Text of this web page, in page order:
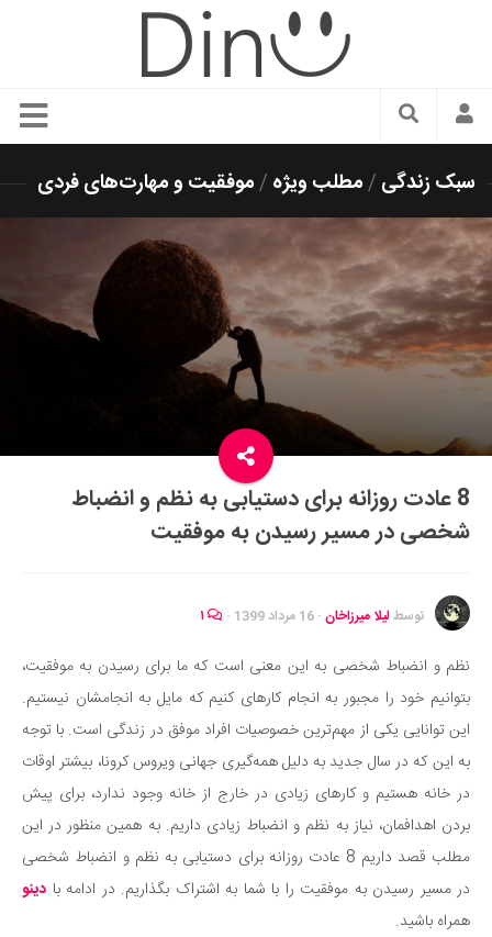
سبک زندگی
زیبایی و آرایش
شیک پوشی
دکوراسیون و چیدمان
غذا
آشپزی
سفر و گردشگری
ایران گردی
جهان گردی
موفقیت و مهارت‌های فردی
تغذیه سالم
بهداشت
بیماری و درمان
کودک و مادر
ورزش و تندرستی
روانشناسی
مراکز پزشکی و دارویی
سبک زندگی /مطلب ویژه /موفقیت و مهارت‌های فردی
8 عادت روزانه برای دستیابی به نظم و انضباط
شخصی در مسیر رسیدن به موفقیت
توسطلیلا میرزاخان · 16 مرداد 1399 ·
نظم و انضباط شخصی به این معنی است که ما برای رسیدن به موفقیت،
بتوانیم خود را مجبور به انجام کارهای کنیم که مایل به انجامشان نیستیم.
این توانایی یکی از مهم‌ترین خصوصیات افراد موفق در زندگی است. با توجه
به این که در سال جدید به دلیل همه‌گیری جهانی ویروس کرونا، بیشتر اوقات
در خانه هستیم و کارهای زیادی در خارج از خانه وجود ندارد، برای پیش
بردن اهدافمان، نیاز به نظم و انضباط زیادی داریم. به همین منظور در این
مطلب قصد داریم 8 عادت روزانه برای دستیابی به نظم و انضباط شخصی
در مسیر رسیدن به موفقیت را با شما به اشتراک بگذاریم. در ادامه با دینو
همراه باشید.